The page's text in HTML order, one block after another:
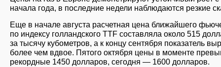
начала года, в последние недели наблюдаются резкие
Еще в начале августа расчетная цена ближайшего
по индексу голландского TTF составляла около 515
за тысячу кубометров, а к концу сентября показатель
более чем вдвое. Пятого октября цены в моменте
рекордные 1450 долларов, сегодня — 1600 долларов.